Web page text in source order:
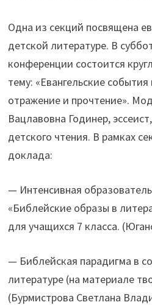
Одна из секций посвящена
детской литературе. В
конференции состоится
тему: «Евангельские
отражение и прочтение».
Вацлавовна Годинер,
детского чтения. В рамках
доклада:
— Интенсивная
«Библейские образы в
для учащихся 7 класса.
— Библейская парадигма в
литературе (на материале
(Бурмистрова Светлана